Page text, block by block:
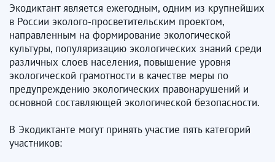
Экодиктант является ежегодным, одним из крупнейших
в России эколого-просветительским проектом,
направленным на формирование экологической
культуры, популяризацию экологических знаний среди
различных слоев населения, повышение уровня
экологической грамотности в качестве меры по
предупреждению экологических правонарушений и
основной составляющей экологической безопасности.
В Экодиктанте могут принять участие пять категорий
участников: